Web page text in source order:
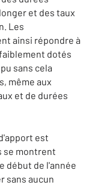
et des taux
Les
ainsi répondre à
dotés
sans cela
même aux
et de durées
est
se montrent
début de l'année
sans aucun